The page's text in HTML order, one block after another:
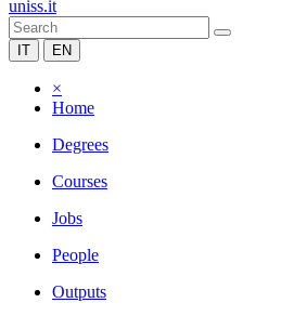
uniss.it
IT EN
×
Home
Degrees
Courses
Jobs
People
Outputs